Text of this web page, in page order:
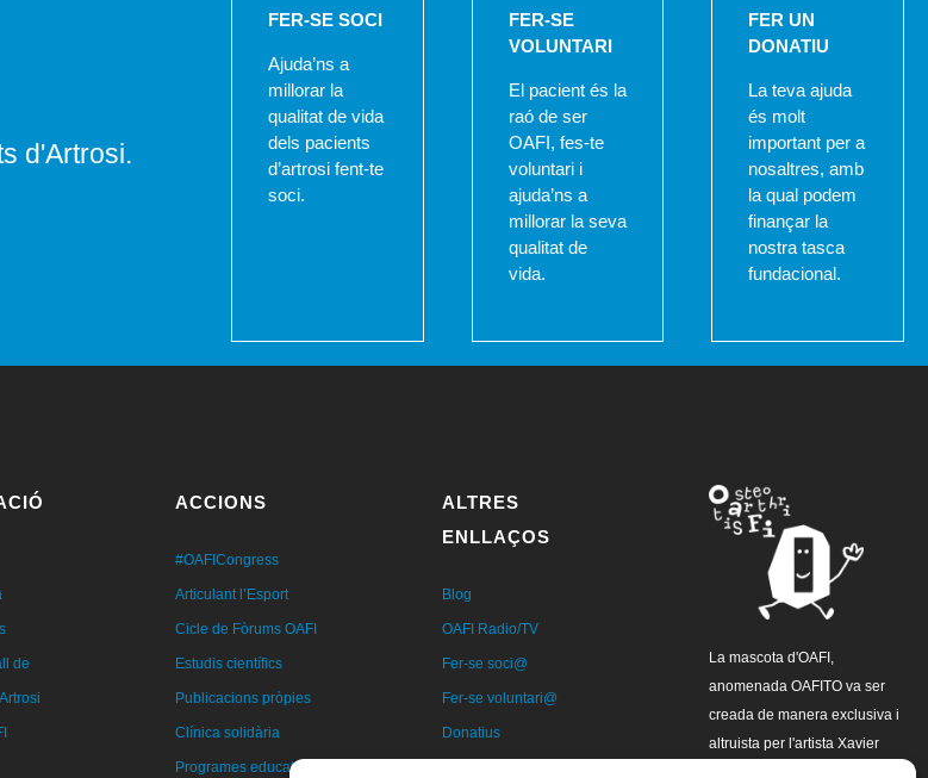
d'Artrosi.
FER-SE SOCI
Ajuda’ns a
millorar la
qualitat de vida
dels pacients
d’artrosi fent-te
soci.
FER-SE
VOLUNTARI
El pacient és la
raó de ser
OAFI, fes-te
voluntari i
ajuda’ns a
millorar la seva
qualitat de
vida.
FER UN
DONATIU
La teva ajuda
és molt
important per a
nosaltres, amb
la qual podem
finançar la
nostra tasca
fundacional.
de
ACCIONS
#OAFICongress
Articulant l’Esport
Cicle de Fòrums OAFI
Estudis científics
Publicacions pròpies
Clínica solidària
Programes educatius
ALTRES
ENLLAÇOS
Blog
OAFI Radio/TV
Fer-se soci@
Fer-se voluntari@
Donatius
La mascota d'OAFI,
anomenada OAFITO va ser
creada de manera exclusiva i
altruista per l'artista Xavier